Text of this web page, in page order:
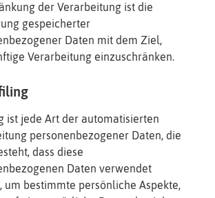
der Verarbeitung ist die
gespeicherter
Daten mit dem Ziel,
Verarbeitung einzuschränken.
ist jede Art der automatisierten
personenbezogener Daten, die
dass diese
Daten verwendet
um bestimmte persönliche Aspekte,